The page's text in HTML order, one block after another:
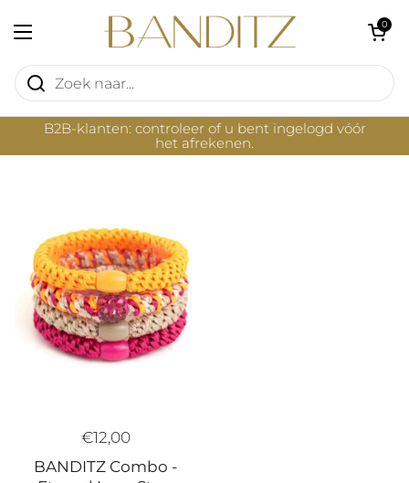
Menu openen
Winkelwagentje
0
B2B-klanten: controleer of u bent ingelogd vóór
het afrekenen.
€12,00
BANDITZ Combo -